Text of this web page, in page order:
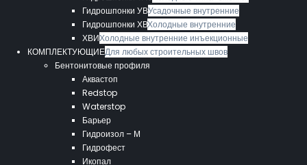
Гидрошпонки УВУсадочные внутренние
Гидрошпонки ХВХолодные внутренние
ХВИХолодные внутренние инъекционные
КОМПЛЕКТУЮЩИЕДля любых строительных швов
Бентонитовые профиля
Аквастоп
Redstop
Waterstop
Барьер
Гидроизол – М
Гидрофест
Икопал